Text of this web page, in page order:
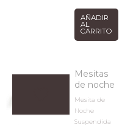
AÑADIR
AL
CARRITO
Mesitas
de noche
Mesita de
Noche
Suspendida